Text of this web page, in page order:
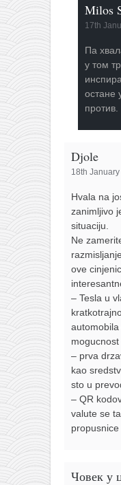
Milos
17th
Па
у том
остане
против.
Djole
18th
Hvala na
zanimljivo
situaciju.
Ne
ove
– Tesla u
– prva
kao
sto u
– QR
valute se
propusnice
Човек у